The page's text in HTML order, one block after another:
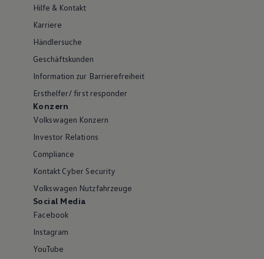
Hilfe & Kontakt
Karriere
Händlersuche
Geschäftskunden
Information zur Barrierefreiheit
Ersthelfer/ first responder
Konzern
Volkswagen Konzern
Investor Relations
Compliance
Kontakt Cyber Security
Volkswagen Nutzfahrzeuge
Social Media
Facebook
Instagram
YouTube